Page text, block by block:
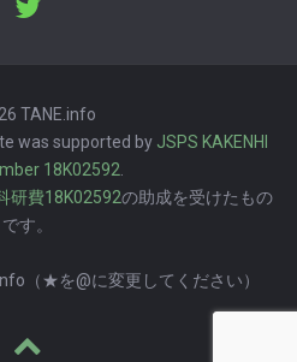
TANE.info
was supported by JSPS KAKENHI
18K02592
研費18K02592の助成を受けたもの
です。
（★を@に変更してください）